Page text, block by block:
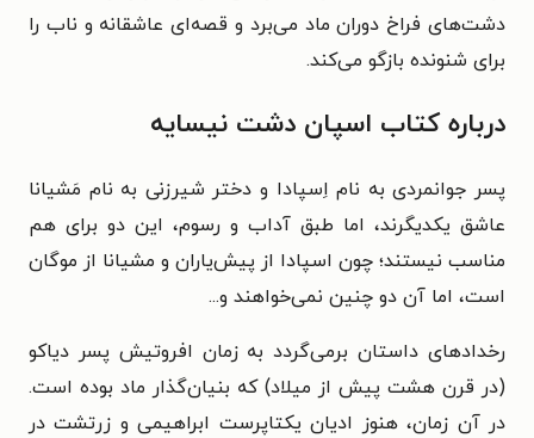
دشت‌های فراخ دوران ماد می‌برد و قصه‌ای عاشقانه و ناب را
برای شنونده بازگو می‌کند.
درباره کتاب اسپان دشت نیسایه
پسر جوانمردی به نام اِسپادا و دختر شیرزنی به نام مَشیانا
عاشق یکدیگرند، اما طبق آداب و رسوم، این دو برای هم
مناسب نیستند؛ چون اسپادا از پیش‌یاران و مشیانا از موگان
است، اما آن دو چنین نمی‌خواهند و...
رخدادهای داستان برمی‌گردد به زمان افروتیش پسر دیاکو
(در قرن هشت پیش از میلاد) که بنیان‌گذار ماد بوده است.
در آن زمان، هنوز ادیان یکتاپرست ابراهیمی و زرتشت در